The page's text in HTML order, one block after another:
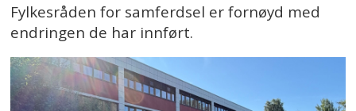
Fylkesråden for samferdsel er fornøyd med
endringen de har innført.